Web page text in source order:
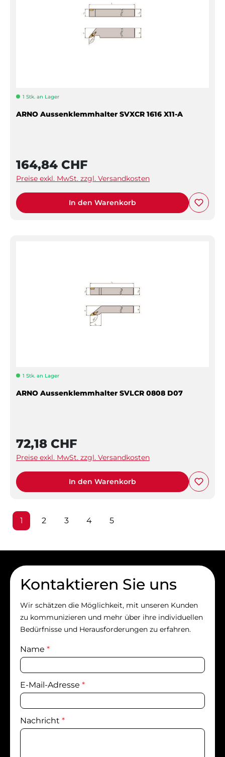
1 Stk. an Lager
ARNO Aussenklemmhalter SVXCR 1616 X11-A
164,84 CHF
Preise exkl. MwSt. zzgl. Versandkosten
In den Warenkorb
1 Stk. an Lager
ARNO Aussenklemmhalter SVLCR 0808 D07
72,18 CHF
Preise exkl. MwSt. zzgl. Versandkosten
In den Warenkorb
Seite
1 Seite
2 Seite
3 Seite
4 Seite
5
Kontaktieren Sie uns
Wir schätzen die Möglichkeit, mit unseren Kunden
zu kommunizieren und mehr über ihre individuellen
Bedürfnisse und Herausforderungen zu erfahren.
Name *
E-Mail-Adresse *
Nachricht *